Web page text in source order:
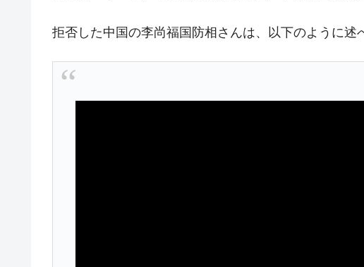
『Money1』 韓国型イージス搭載の次世代駆逐艦「KDDX」1
『Money1』
1.9倍！
拒否した中国の李尚福国防相さんは、以下のように述